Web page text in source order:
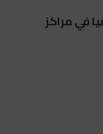
في مراكز